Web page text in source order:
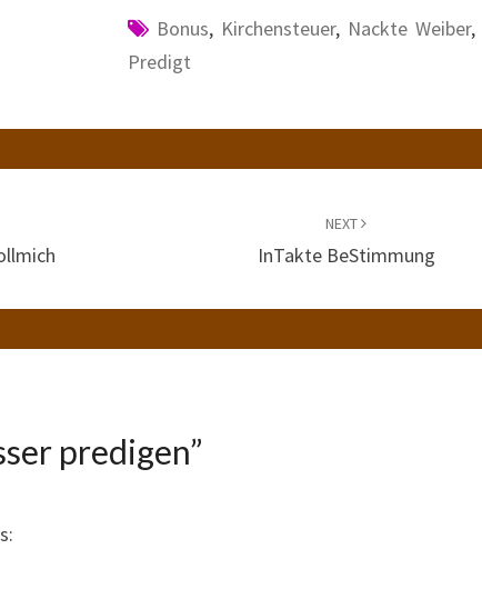
Bonus, Kirchensteuer, Nackte Weiber,
Predigt
NEXT
InTakte BeStimmung
predigen”